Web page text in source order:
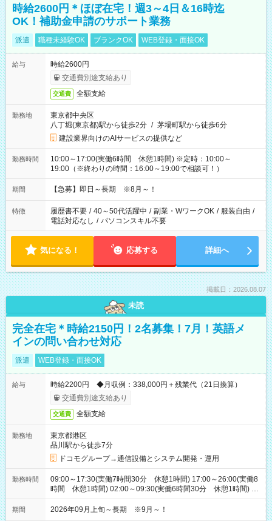
時給2600円＊ほぼ在宅！週3～4日＆16時迄
OK！補助金申請のサポート業務
派遣 職種未経験OK ブランクOK WEB登録・面接OK
給与
時給2600円
交通費別途支給あり
交通費 全額支給
勤務地
東京都中央区
八丁堀(東京都)駅から徒歩2分 / 茅場町駅から徒歩6分
建設業界向けのAIサービスの提供など
勤務時間
10:00～17:00(実働6時間 休憩1時間) ※定時：10:00～
19:00（※終わりの時間：16:00～19:00で相談可！）
期間 【急募】即日～長期 ※8月～！
特徴 履歴書不要 / 40～50代活躍中 / 副業・WワークOK / 服装自由 /
電話対応なし / パソコンスキル不要
気になる！ 応募する 詳細へ
掲載日：2026.08.07
未読
完全在宅＊時給2150円！2名募集！7月！英語メ
インの問い合わせ対応
派遣 WEB登録・面接OK
給与
時給2200円 ◆月収例：338,000円＋残業代（21日換算）
交通費別途支給あり
交通費 全額支給
勤務地
東京都港区
品川駅から徒歩7分
ドコモグループ→通信設備とシステム開発・運用
勤務時間
09:00～17:30(実働7時間30分 休憩1時間) 17:00～26:00(実働8
時間 休憩1時間) 02:00～09:30(実働6時間30分 休憩1時間) ※
日勤は就業時間1/夜勤は就業時間2.3を連続で行って頂きます
期間 2026年09月上旬～長期 ※9月～！